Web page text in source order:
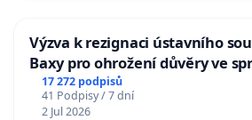
Výzva k rezignaci ústavního
Baxy pro ohrožení důvěry ve
17 272 podpisů
41 Podpisy / 7 dní
2 Jul 2026